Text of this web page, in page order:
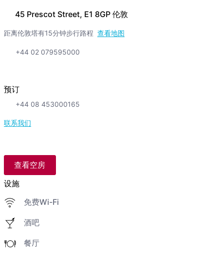
45 Prescot Street, E1 8GP 伦敦
距离伦敦塔有15分钟步行路程 查看地图
+44 02 079595000
预订
+44 08 453000165
联系我们
查看空房
设施
免费Wi-Fi
酒吧
餐厅